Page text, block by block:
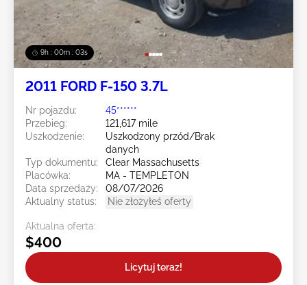
9h : 00m : 01s
2011 FORD F-150 3.7L
Nr pojazdu:
45******
Przebieg:
121,617 mile
Uszkodzenie:
Uszkodzony przód/Brak
danych
Typ dokumentu:
Clear Massachusetts
Placówka:
MA - TEMPLETON
Data sprzedaży:
08/07/2026
Aktualny status:
Nie złożyłeś oferty
Aktualna oferta:
$400
Licytuj teraz!